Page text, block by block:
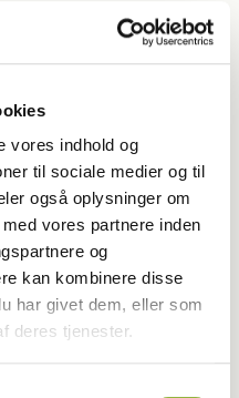
vores indhold og
til sociale medier og til
også oplysninger om
vores partnere inden
og
kan kombinere disse
har givet dem, eller som
deres tjenester.
hunderace?